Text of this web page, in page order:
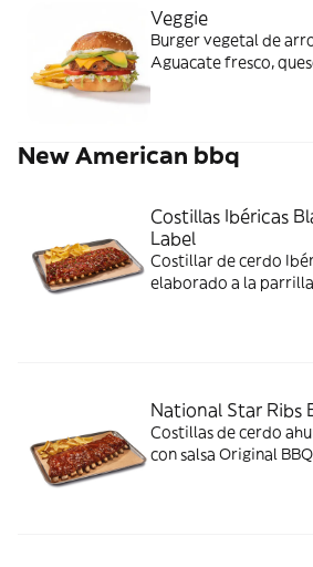
Veggie
Burger vegetal de
Aguacate fresco,
New American bbq
Costillas Ibéricas
Label
Costillar de cerdo
elaborado a la
National Star Ribs
Costillas de cerdo
con salsa Original